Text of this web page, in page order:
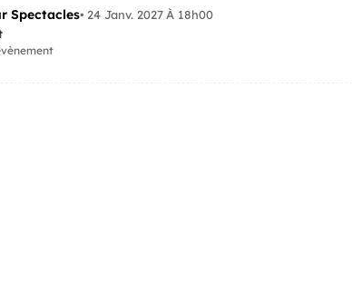
Spectacles• 24 Janv. 2027 À 18h00